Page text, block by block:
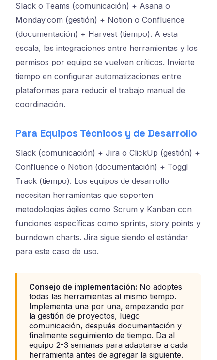
Slack o Teams (comunicación) + Asana o
Monday.com (gestión) + Notion o Confluence
(documentación) + Harvest (tiempo). A esta
escala, las integraciones entre herramientas y los
permisos por equipo se vuelven críticos. Invierte
tiempo en configurar automatizaciones entre
plataformas para reducir el trabajo manual de
coordinación.
Para Equipos Técnicos y de Desarrollo
Slack (comunicación) + Jira o ClickUp (gestión) +
Confluence o Notion (documentación) + Toggl
Track (tiempo). Los equipos de desarrollo
necesitan herramientas que soporten
metodologías ágiles como Scrum y Kanban con
funciones específicas como sprints, story points y
burndown charts. Jira sigue siendo el estándar
para este caso de uso.
Consejo de implementación: No adoptes
todas las herramientas al mismo tiempo.
Implementa una por una, empezando por
la gestión de proyectos, luego
comunicación, después documentación y
finalmente seguimiento de tiempo. Da al
equipo 2-3 semanas para adaptarse a cada
herramienta antes de agregar la siguiente.